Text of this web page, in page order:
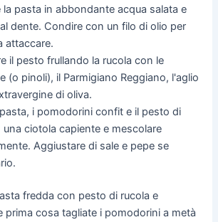
la pasta in abbondante acqua salata e
dente. Condire con un filo di olio per
attaccare.
il pesto frullando la rucola con le
(o pinoli), il Parmigiano Reggiano, l'aglio
di oliva.
i pomodorini confit e il pesto di
una ciotola capiente e mescolare
Aggiustare di sale e pepe se
fredda con pesto di rucola e
prima cosa tagliate i pomodorini a metà